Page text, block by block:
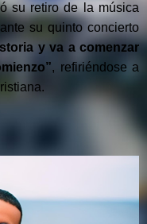
su retiro de la música
su quinto concierto
y va a comenzar
, refiriéndose a